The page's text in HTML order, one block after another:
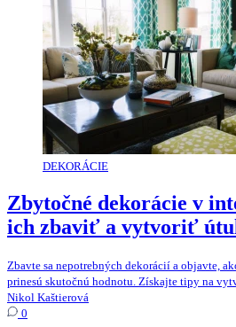
DEKORÁCIE
Zbytočné dekorácie v
ich zbaviť a vytvoriť
Zbavte sa nepotrebných dekorácií a objavte,
prinesú skutočnú hodnotu. Získajte tipy na
Nikol Kaštierová
0